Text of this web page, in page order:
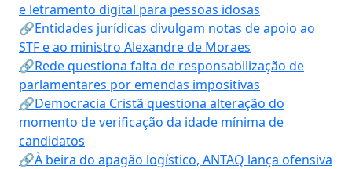
e letramento digital para pessoas idosas
🔗Entidades jurídicas divulgam notas de apoio ao
STF e ao ministro Alexandre de Moraes
🔗Rede questiona falta de responsabilização de
parlamentares por emendas impositivas
🔗Democracia Cristã questiona alteração do
momento de verificação da idade mínima de
candidatos
🔗À beira do apagão logístico, ANTAQ lança ofensiva